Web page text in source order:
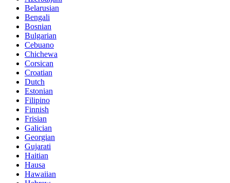
Belarusian
Bengali
Bosnian
Bulgarian
Cebuano
Chichewa
Corsican
Croatian
Dutch
Estonian
Filipino
Finnish
Frisian
Galician
Georgian
Gujarati
Haitian
Hausa
Hawaiian